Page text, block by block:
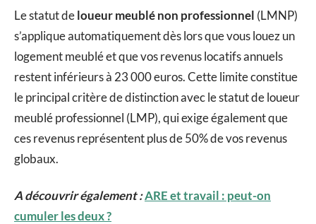
Le statut deloueur meublé non professionnel (LMNP)
s’applique automatiquement dès lors que vous louez un
logement meublé et que vos revenus locatifs annuels
restent inférieurs à 23 000 euros. Cette limite constitue
le principal critère de distinction avec le statut de loueur
meublé professionnel (LMP), qui exige également que
ces revenus représentent plus de 50% de vos revenus
globaux.
A découvrir également :ARE et travail : peut-on
cumuler les deux ?